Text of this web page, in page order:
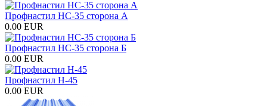
Профнастил НС-35 сторона А
0.00 EUR
Профнастил НС-35 сторона Б
0.00 EUR
Профнастил H-45
0.00 EUR